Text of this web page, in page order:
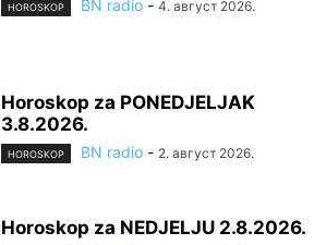
HOROSKOP BN radio - 4. август 2026.
Horoskop za PONEDJELJAK
3.8.2026.
HOROSKOP BN radio - 2. август 2026.
Horoskop za NEDJELJU 2.8.2026.